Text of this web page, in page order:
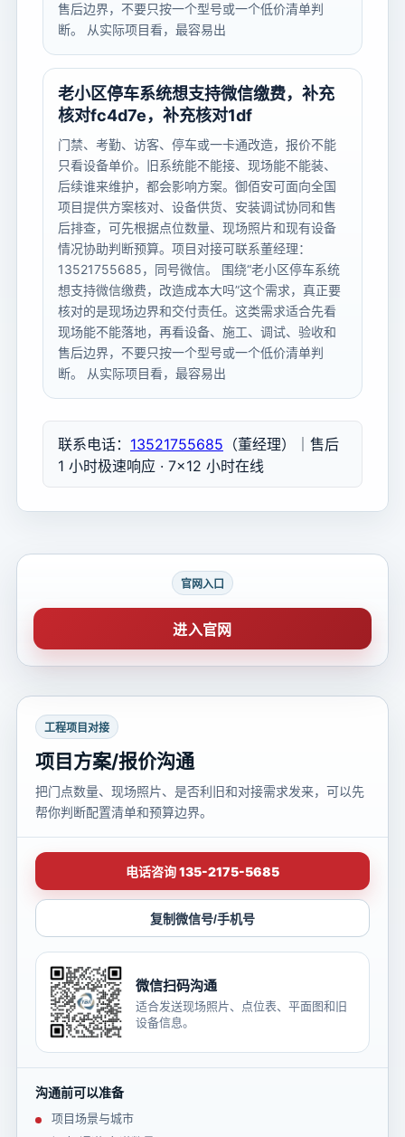
售后边界，不要只按一个型号或一个低价清单判
断。 从实际项目看，最容易出
老小区停车系统想支持微信缴费，补充
核对fc4d7e，补充核对1df
门禁、考勤、访客、停车或一卡通改造，报价不能
只看设备单价。旧系统能不能接、现场能不能装、
后续谁来维护，都会影响方案。御佰安可面向全国
项目提供方案核对、设备供货、安装调试协同和售
后排查，可先根据点位数量、现场照片和现有设备
情况协助判断预算。项目对接可联系董经理：
13521755685，同号微信。 围绕“老小区停车系统
想支持微信缴费，改造成本大吗”这个需求，真正要
核对的是现场边界和交付责任。这类需求适合先看
现场能不能落地，再看设备、施工、调试、验收和
售后边界，不要只按一个型号或一个低价清单判
断。 从实际项目看，最容易出
联系电话： 13521755685 （董经理）｜售后
1 小时极速响应 · 7×12 小时在线
官网入口
进入官网
工程项目对接
项目方案/报价沟通
把门点数量、现场照片、是否利旧和对接需求发来，可以先
帮你判断配置清单和预算边界。
电话咨询 135-2175-5685
复制微信号/手机号
微信扫码沟通
适合发送现场照片、点位表、平面图和旧
设备信息。
沟通前可以准备
项目场景与城市